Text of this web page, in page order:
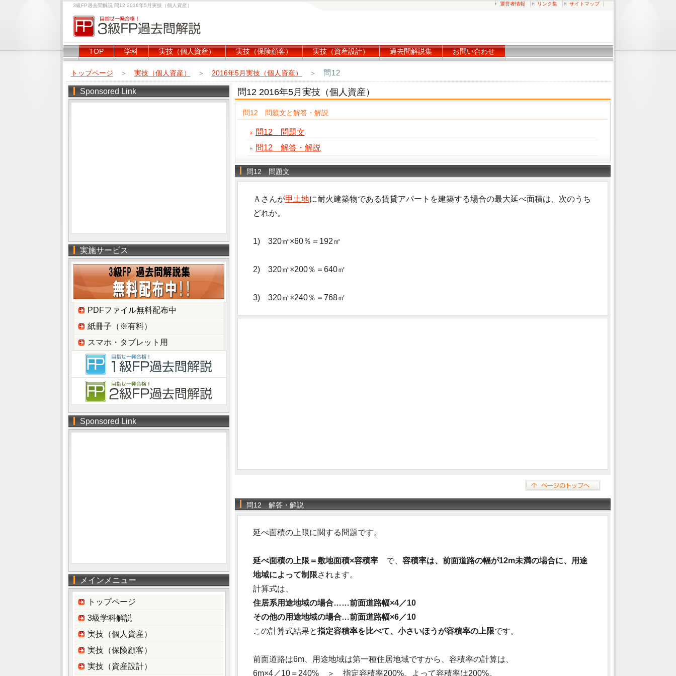
3級FP過去問解説 問12 2016年5月実技（個人資産） 運営者情報 リンク集 サイトマップ
TOP 学科 実技（個人資産） 実技（保険顧客） 実技（資産設計） 過去問解説集 お問い合わせ
トップページ ＞ 実技（個人資産） ＞ 2016年5月実技（個人資産） ＞ 問12
問12 2016年5月実技（個人資産）
問12 問題文と解答・解説
問12 問題文
問12 解答・解説
問12 問題文
Ａさんが甲土地に耐火建築物である賃貸アパートを建築する場合の最大延べ面積は、次のうち
どれか。
1) 320㎡×60％＝192㎡
2) 320㎡×200％＝640㎡
3) 320㎡×240％＝768㎡
問12 解答・解説
延べ面積の上限に関する問題です。
延べ面積の上限＝敷地面積×容積率で、 容積率は、前面道路の幅が12m未満の場合に、用途
地域によって制限されます。
計算式は、
住居系用途地域の場合……前面道路幅×4／10
その他の用途地域の場合…前面道路幅×6／10
この計算式結果と指定容積率を比べて、小さいほうが容積率の上限です。
前面道路は6m、用途地域は第一種住居地域ですから、容積率の計算は、
6m×4／10＝240% ＞ 指定容積率200%。よって容積率は200%。
Sponsored Link
実施サービス
PDFファイル無料配布中
紙冊子（※有料）
スマホ・タブレット用
Sponsored Link
メインメニュー
トップページ
3級学科解説
実技（個人資産）
実技（保険顧客）
実技（資産設計）